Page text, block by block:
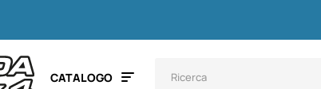
CATALOGO